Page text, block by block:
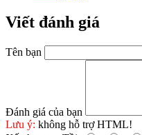
Viết đánh giá
Tên bạn
Đánh giá của bạn
Lưu ý: không hỗ trợ HTML!